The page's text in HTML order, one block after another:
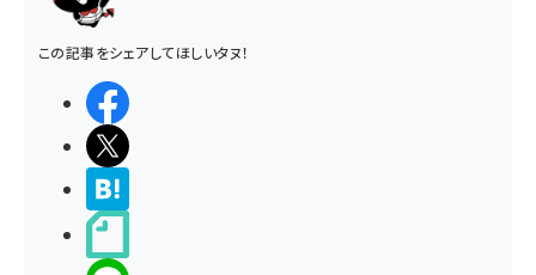
この記事をシェアしてほしいタヌ！